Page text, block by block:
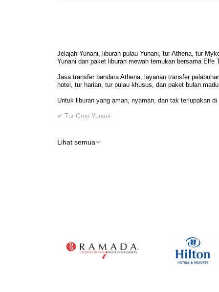
Jelajah Yunani, liburan pulau Yunani, tur Athena, tur
Yunani dan paket liburan mewah temukan bersama Elfe
Jasa transfer bandara Athena, layanan transfer
hotel, tur harian, tur pulau khusus, dan paket bulan
Untuk liburan yang aman, nyaman, dan tak terlupakan di
✔ Tur Grup Yunani
✔ Tur Mykonos
Lihat semua